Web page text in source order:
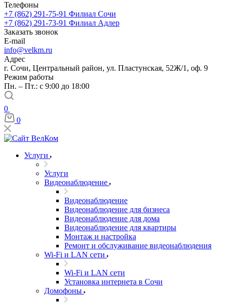
Телефоны
+7 (862) 291-75-91 Филиал Сочи
+7 (862) 291-73-91 Филиал Адлер
Заказать звонок
E-mail
info@velkm.ru
Адрес
г. Сочи, Центральный район, ул. Пластунская, 52Ж/1, оф. 9
Режим работы
Пн. – Пт.: с 9:00 до 18:00
0
0
Услуги
Услуги
Видеонаблюдение
Видеонаблюдение
Видеонаблюдение для бизнеса
Видеонаблюдение для дома
Видеонаблюдение для квартиры
Монтаж и настройка
Ремонт и обслуживание видеонаблюдения
Wi-Fi и LAN сети
Wi-Fi и LAN сети
Установка интернета в Сочи
Домофоны